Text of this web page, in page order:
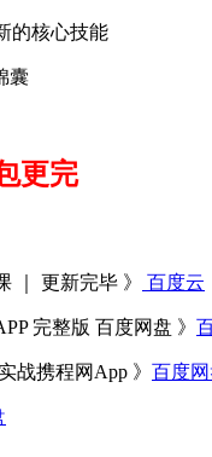
的核心技能
囊
更完
｜ 更新完毕 》 百度云
完整版 百度网盘 》
战携程网App 》 百度